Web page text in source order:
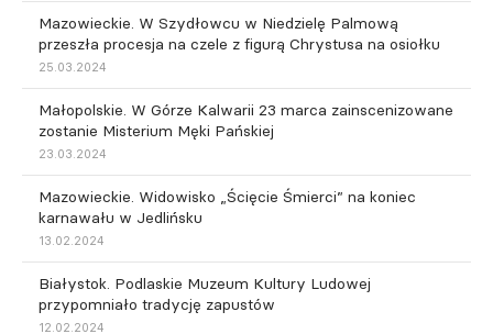
Mazowieckie. W Szydłowcu w Niedzielę Palmową
przeszła procesja na czele z figurą Chrystusa na osiołku
25.03.2024
Małopolskie. W Górze Kalwarii 23 marca zainscenizowane
zostanie Misterium Męki Pańskiej
23.03.2024
Mazowieckie. Widowisko „Ścięcie Śmierci” na koniec
karnawału w Jedlińsku
13.02.2024
Białystok. Podlaskie Muzeum Kultury Ludowej
przypomniało tradycję zapustów
12.02.2024